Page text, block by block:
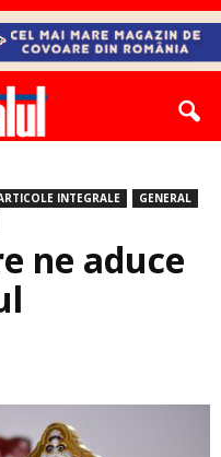
INTEGRALE
GENERAL
ne aduce